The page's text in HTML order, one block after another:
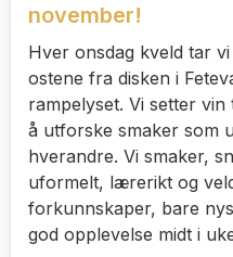
november!
Hver onsdag kveld tar
ostene fra disken i
rampelyset. Vi setter
å utforske smaker som
hverandre. Vi smaker,
uformelt, lærerikt og
forkunnskaper, bare
god opplevelse midt i